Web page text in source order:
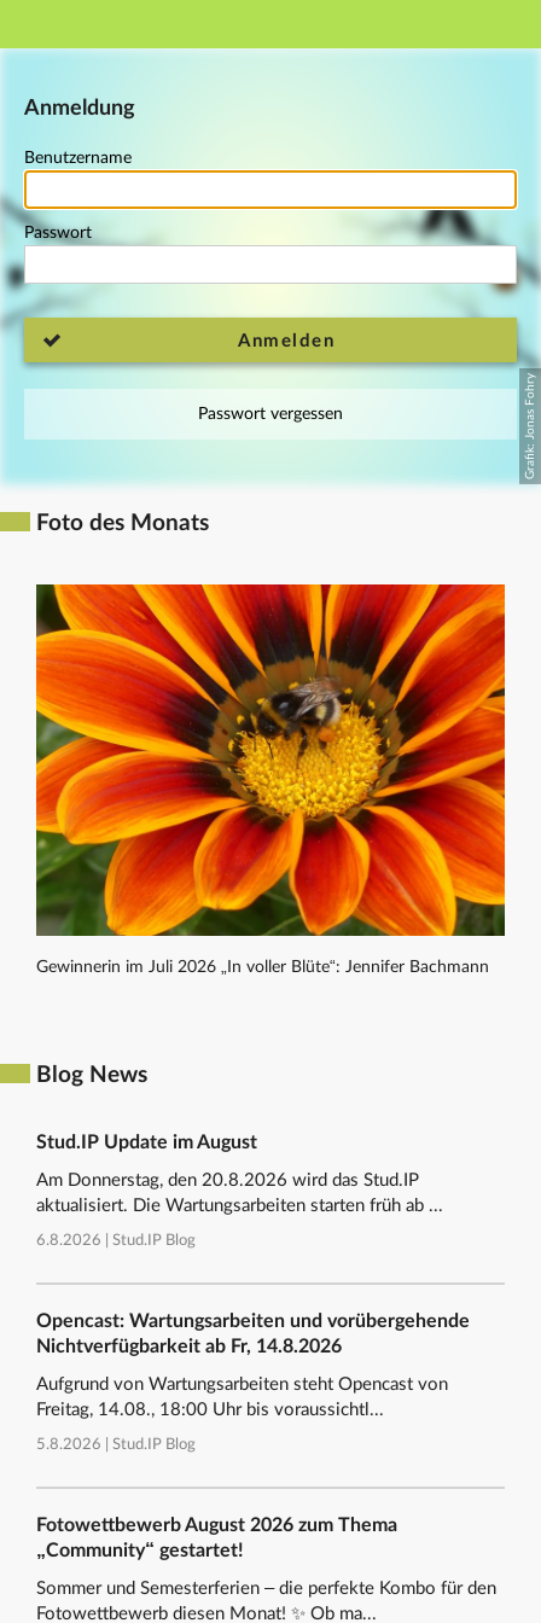
Hauptnavigation
Anmeldung
Benutzername
Passwort
Anmelden
Passwort vergessen
Foto des Monats
Gewinnerin im Juli 2026 „In voller Blüte“: Jennifer Bachmann
Blog News
Stud.IP Update im August
Am Donnerstag, den 20.8.2026 wird das Stud.IP
aktualisiert. Die Wartungsarbeiten starten früh ab ...
6.8.2026 | Stud.IP Blog
Opencast: Wartungsarbeiten und vorübergehende
Nichtverfügbarkeit ab Fr, 14.8.2026
Aufgrund von Wartungsarbeiten steht Opencast von
Freitag, 14.08., 18:00 Uhr bis voraussichtl...
5.8.2026 | Stud.IP Blog
Fotowettbewerb August 2026 zum Thema
„Community“ gestartet!
Sommer und Semesterferien – die perfekte Kombo für den
Fotowettbewerb diesen Monat! ✨ Ob ma...